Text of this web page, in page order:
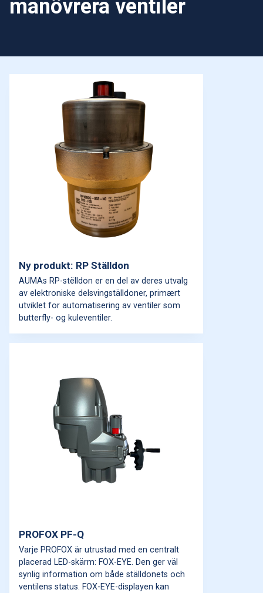
manövrera ventiler
Ny produkt: RP Ställdon
AUMAs RP-stëlldon er en del av deres utvalg
av elektroniske delsvingställdoner, primært
utviklet for automatisering av ventiler som
butterfly- og kuleventiler.
PROFOX PF-Q
Varje PROFOX är utrustad med en centralt
placerad LED-skärm: FOX-EYE. Den ger väl
synlig information om både ställdonets och
ventilens status. FOX-EYE-displayen kan